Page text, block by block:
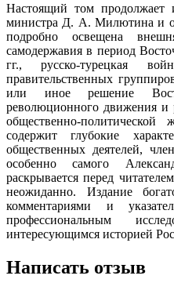
Настоящий том продолжает
министра Д. А. Милютина и
подробно освещена
самодержавия в период
гг., русско-турецкая
правительственных
или иное решение
революционного движения и
общественно-
содержит глубокие
общественных деятелей,
особенно самого
раскрывается перед
неожиданно. Издание
комментариями и
профессиональным
интересующимся историей
Написать отзыв